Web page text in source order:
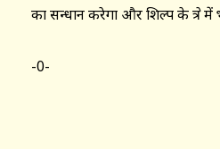
का सन्धान करेगा और शिल्प के क्षेत्र में
-0-